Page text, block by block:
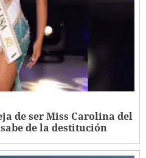
de ser Miss Carolina del
sabe de la destitución